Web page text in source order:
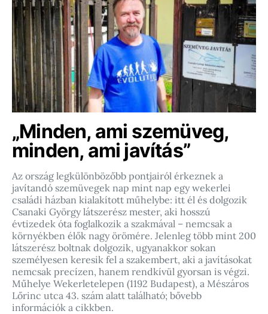
„Minden, ami szemüveg,
minden, ami javítás”
Az ország legkülönbözőbb pontjairól érkeznek a
javítandó szemüvegek nap mint nap egy wekerlei
családi házban kialakított műhelybe: itt él és dolgozik
Csanaki György látszerész mester, aki hosszú
évtizedek óta foglalkozik a szakmával – nemcsak a
környékben élők nagy örömére. Jelenleg több mint 200
látszerész boltnak dolgozik, ugyanakkor sokan
személyesen keresik fel a szakembert, aki a javításokat
nemcsak precízen, hanem rendkívül gyorsan is végzi.
Műhelye Wekerletelepen (1192 Budapest), a Mészáros
Lőrinc utca 43. szám alatt található; bővebb
információk a cikkben.